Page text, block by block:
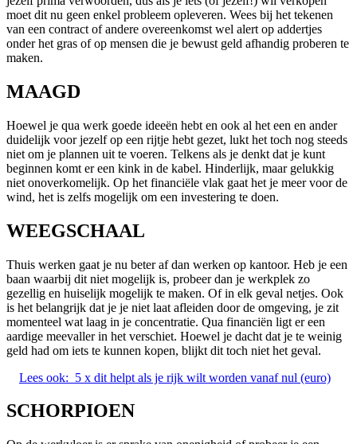
moet dit nu geen enkel probleem opleveren. Wees bij het tekenen
van een contract of andere overeenkomst wel alert op addertjes
onder het gras of op mensen die je bewust geld afhandig proberen te
maken.
MAAGD
Hoewel je qua werk goede ideeën hebt en ook al het een en ander
duidelijk voor jezelf op een rijtje hebt gezet, lukt het toch nog steeds
niet om je plannen uit te voeren. Telkens als je denkt dat je kunt
beginnen komt er een kink in de kabel. Hinderlijk, maar gelukkig
niet onoverkomelijk. Op het financiële vlak gaat het je meer voor de
wind, het is zelfs mogelijk om een investering te doen.
WEEGSCHAAL
Thuis werken gaat je nu beter af dan werken op kantoor. Heb je een
baan waarbij dit niet mogelijk is, probeer dan je werkplek zo
gezellig en huiselijk mogelijk te maken. Of in elk geval netjes. Ook
is het belangrijk dat je je niet laat afleiden door de omgeving, je zit
momenteel wat laag in je concentratie. Qua financiën ligt er een
aardige meevaller in het verschiet. Hoewel je dacht dat je te weinig
geld had om iets te kunnen kopen, blijkt dit toch niet het geval.
Lees ook: 5 x dit helpt als je rijk wilt worden vanaf nul (euro)
SCHORPIOEN